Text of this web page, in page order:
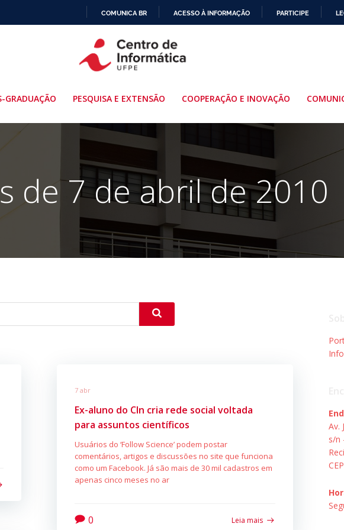
PARA
O
COMUNICA BR ACESSO À INFORMAÇÃO PARTICIPE
GRADUAÇÃO PESQUISA E EXTENSÃO COOPERAÇÃO E INOVAÇÃO
de 7 de abril de 2010
7 abr
Ex-aluno do CIn cria rede social voltada
para assuntos científicos
Usuários do ‘Follow Science’ podem postar
comentários, artigos e discussões no site que funciona
como um Facebook. Já são mais de 30 mil cadastros em
apenas cinco meses no ar
0 Leia mais
Av.
s/n